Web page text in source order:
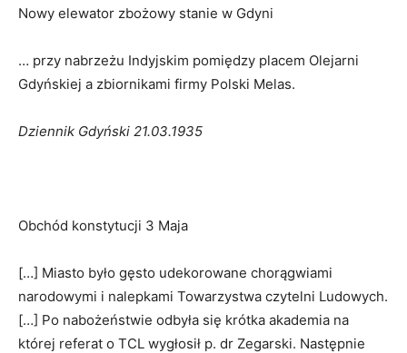
Nowy elewator zbożowy stanie w Gdyni
… przy nabrzeżu Indyjskim pomiędzy placem Olejarni
Gdyńskiej a zbiornikami firmy Polski Melas.
Dziennik Gdyński 21.03.1935
Obchód konstytucji 3 Maja
[…] Miasto było gęsto udekorowane chorągwiami
narodowymi i nalepkami Towarzystwa czytelni Ludowych.
[…] Po nabożeństwie odbyła się krótka akademia na
której referat o TCL wygłosił p. dr Zegarski. Następnie